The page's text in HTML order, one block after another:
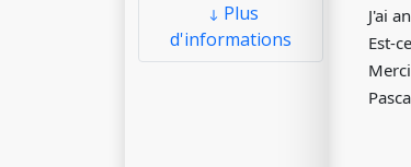
Plus
d'informations
J'ai
Est-